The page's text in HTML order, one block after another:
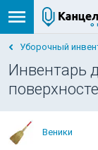
Уборочный
Инвентарь
Веники